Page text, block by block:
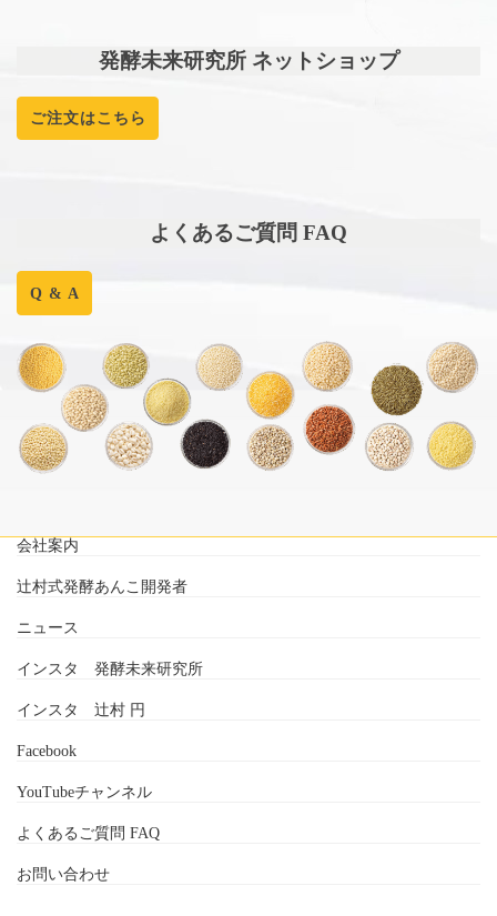
発酵未来研究所 ネットショップ
ご注文はこちら
よくあるご質問 FAQ
Q & A
会社案内
辻村式発酵あんこ開発者
ニュース
インスタ 発酵未来研究所
インスタ 辻村 円
Facebook
YouTubeチャンネル
よくあるご質問 FAQ
お問い合わせ